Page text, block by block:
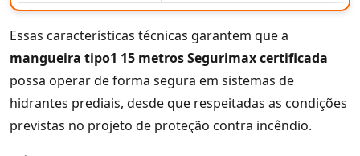
Essas características técnicas garantem que a
mangueira tipo1 15 metros Segurimax certificada
possa operar de forma segura em sistemas de
hidrantes prediais, desde que respeitadas as condições
previstas no projeto de proteção contra incêndio.